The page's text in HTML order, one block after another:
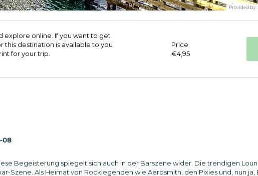
Provided by:
explore online. If you want to get
this destination is available to you
for your trip.​
Price
€4,95
08
Begeisterung spiegelt sich auch in der Barszene wider. Die trendigen
Szene. Als Heimat von Rocklegenden wie Aerosmith, den Pixies und, nun ja,